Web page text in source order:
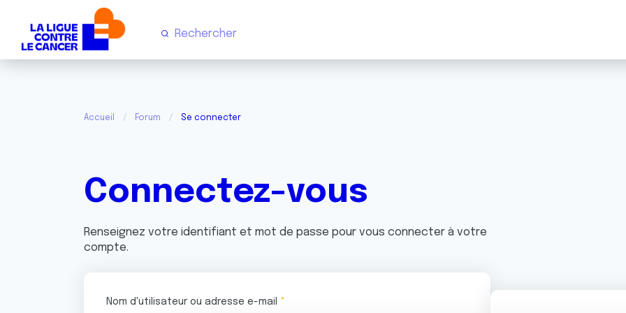
Accueil Forum Se connecter
Connectez-vous
Renseignez votre identifiant et mot de passe pour vous connecter à votre
compte.
Nom d'utilisateur ou adresse e-mail